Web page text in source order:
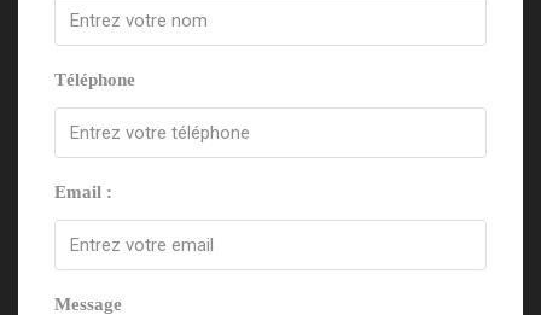
Téléphone
Email :
Message